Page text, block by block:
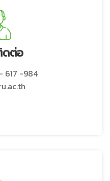
ต่อ
617 -984